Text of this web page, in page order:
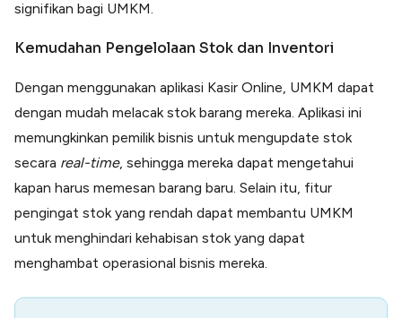
signifikan bagi UMKM.
Kemudahan Pengelolaan Stok dan Inventori
Dengan menggunakan aplikasi Kasir Online, UMKM dapat
dengan mudah melacak stok barang mereka. Aplikasi ini
memungkinkan pemilik bisnis untuk mengupdate stok
secara real-time, sehingga mereka dapat mengetahui
kapan harus memesan barang baru. Selain itu, fitur
pengingat stok yang rendah dapat membantu UMKM
untuk menghindari kehabisan stok yang dapat
menghambat operasional bisnis mereka.